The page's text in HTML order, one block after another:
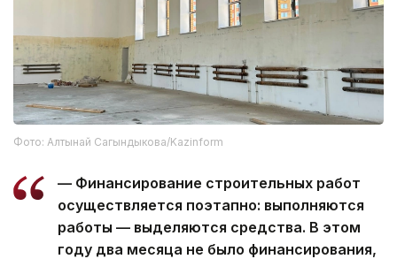
Фото: Алтынай Сагындыкова/Kazinform
— Финансирование строительных работ
осуществляется поэтапно: выполняются
работы — выделяются средства. В этом
году два месяца не было финансирования,